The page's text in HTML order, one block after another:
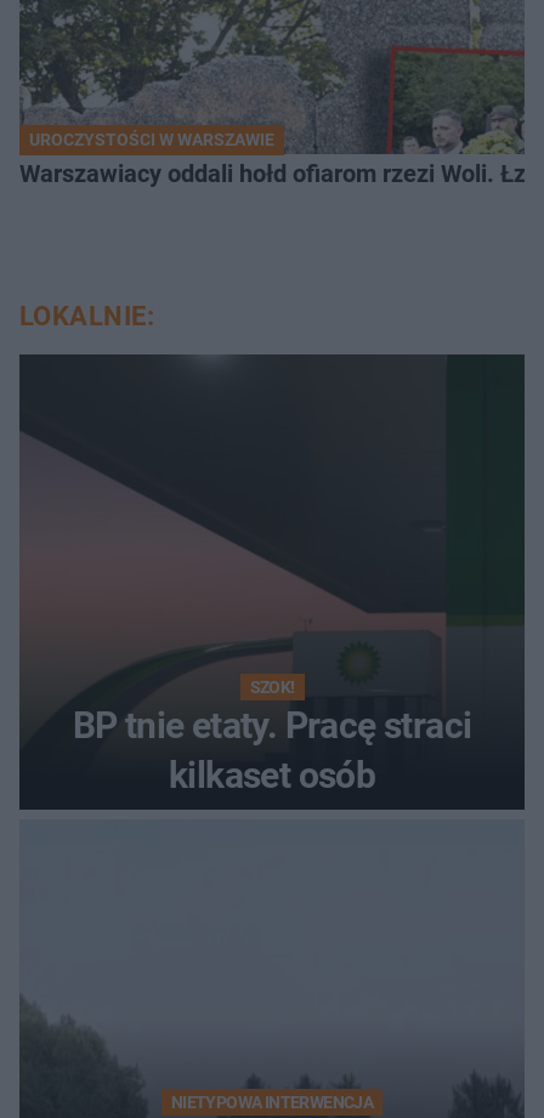
UROCZYSTOŚCI W WARSZAWIE
Warszawiacy oddali hołd ofiarom rzezi Woli.
LOKALNIE:
SZOK!
BP tnie etaty. Pracę straci
kilkaset osób
NIETYPOWA INTERWENCJA